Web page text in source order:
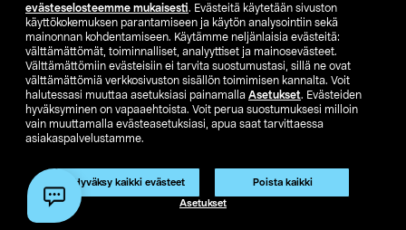
evästeselosteemme mukaisesti. Evästeitä käytetään sivuston
käyttökokemuksen parantamiseen ja käytön analysointiin sekä
mainonnan kohdentamiseen. Käytämme neljänlaisia evästeitä:
välttämättömät, toiminnalliset, analyyttiset ja mainosevästeet.
Välttämättömiin evästeisiin ei tarvita suostumustasi, sillä ne ovat
välttämättömiä verkkosivuston sisällön toimimisen kannalta. Voit
halutessasi muuttaa asetuksiasi painamalla Asetukset. Evästeiden
hyväksyminen on vapaaehtoista. Voit perua suostumuksesi milloin
vain muuttamalla evästeasetuksiasi, apua saat tarvittaessa
asiakaspalvelustamme.
Hyväksy kaikki evästeet Poista kaikki
Asetukset
SE NO FI
FI SV
Club Clas Ostoehdot
Tietosuojaseloste
Näytä hinnat ilman ALV:a